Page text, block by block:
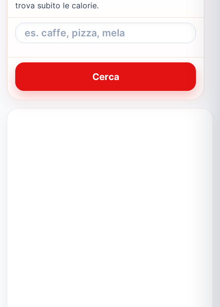
trova subito le calorie.
Cerca